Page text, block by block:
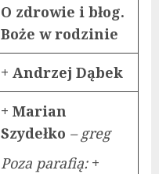
O zdrowie i błog.
Boże w rodzinie
+ Andrzej Dąbek
+ Marian
Szydełko – greg
Poza parafią: +